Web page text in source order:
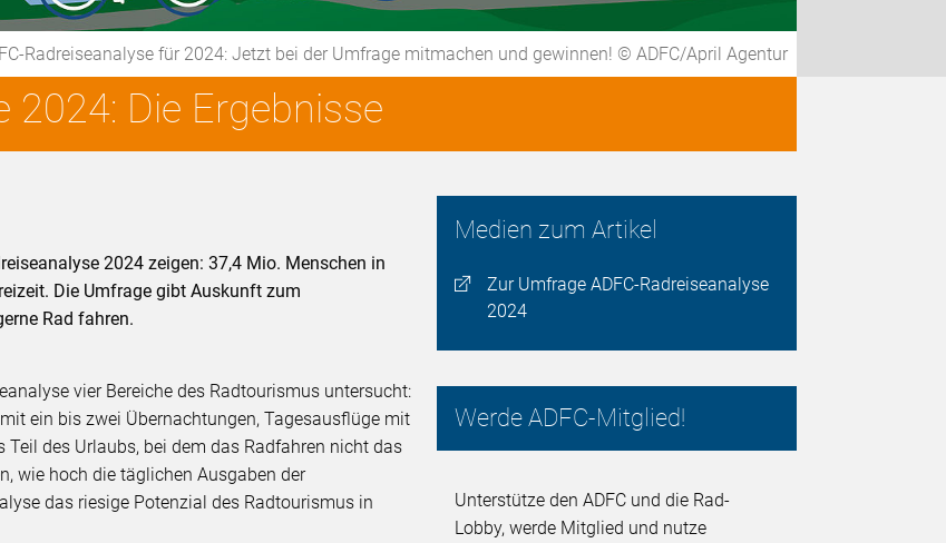
Radreiseanalyse für 2024: Jetzt bei der Umfrage mitmachen und gewinnen! © ADFC/April Agentur
2024: Die Ergebnisse
Medien zum Artikel
Zur Umfrage ADFC-Radreiseanalyse
2024
Werde ADFC-Mitglied!
Unterstütze den ADFC und die Rad-
Lobby, werde Mitglied und nutze
2024 zeigen: 37,4 Mio. Menschen in
Die Umfrage gibt Auskunft zum
Rad fahren.
vier Bereiche des Radtourismus untersucht:
ein bis zwei Übernachtungen, Tagesausflüge mit
des Urlaubs, bei dem das Radfahren nicht das
wie hoch die täglichen Ausgaben der
das riesige Potenzial des Radtourismus in